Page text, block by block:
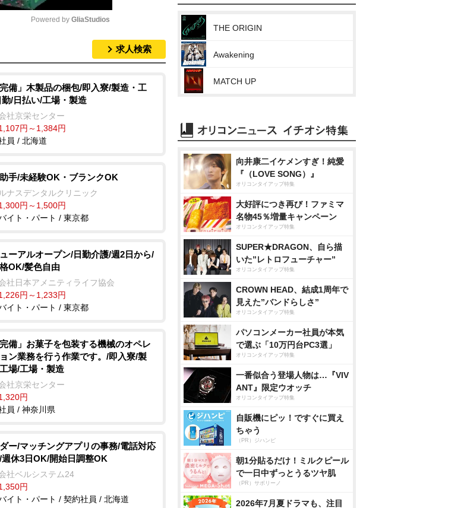
t
e
Powered by GliaStudios
求人検索
完備」木製品の梱包/即入寮/製造・工
/日払い/工場・製造
社京栄センター
円～1,384円
員 / 北海道
手/未経験OK・ブランクOK
ナスデンタルクリニック
円～1,500円
イト・パート / 東京都
ーアルオープン/日勤介護/週2日から/
OK/髪色自由
社日本アメニティライフ協会
円～1,233円
イト・パート / 東京都
完備」お菓子を包装する機械のオペレ
ン業務を行う作業です。/即入寮/製
場/工場・製造
社京栄センター
円
員 / 神奈川県
ー/マッチングアプリの事務/電話対応
週休3日OK/開始日調整OK
社ベルシステム24
円
イト・パート / 契約社員 / 北海道
THE ORIGIN
Awakening
MATCH UP
向井康二イケメンすぎ！純愛
『（LOVE SONG）』
オリコンタイアップ特集
大好評につき再び！ファミマ
名物45％増量キャンペーン
オリコンタイアップ特集
SUPER★DRAGON、自ら描
いた”レトロフューチャー”
オリコンタイアップ特集
CROWN HEAD、結成1周年で
見えた”バンドらしさ”
オリコンタイアップ特集
パソコンメーカー社員が本気
で選ぶ「10万円台PC3選」
オリコンタイアップ特集
一番似合う登場人物は…『VIV
ANT』限定ウオッチ
オリコンタイアップ特集
自販機にピッ！ですぐに買え
ちゃう
（PR）ジハンピ
朝1分貼るだけ！ミルクピール
で一日中ずっとうるツヤ肌
（PR）サボリーノ
2026年7月夏ドラマも、注目